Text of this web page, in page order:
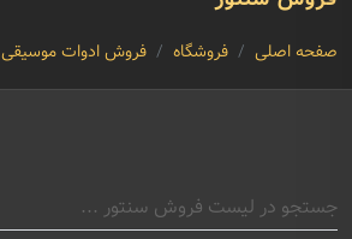
صفحه اصلی فروشگاه فروش ادوات موسیقی